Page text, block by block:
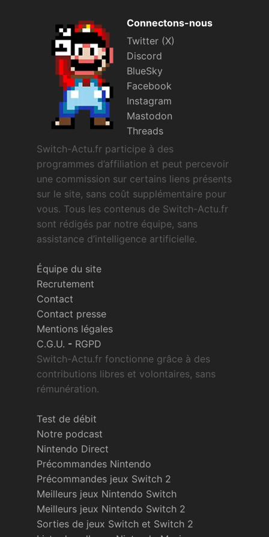
Connectons-nous
Twitter (X)
Discord
BlueSky
Facebook
Instagram
Mastodon
Threads
Switch-Actu.fr participe à des
programmes d’affiliation et peut percevoir
une commission sur certains liens présents
sur le site, sans coût supplémentaire pour
vous. Tous les contenus de Switch-Actu.fr
sont rédigés par notre équipe, sans
assistance d’intelligence artificielle.
Équipe du site
Recrutement
Contact
Contact presse
Mentions légales
C.G.U. - RGPD
Switch-Actu.fr fonctionne grâce à des
contributions libres et volontaires, sans
rémunération.
Test de débit
Notre podcast
Nintendo Direct
Précommandes Nintendo
Précommandes jeux Switch 2
Meilleurs jeux Nintendo Switch
Meilleurs jeux Nintendo Switch 2
Sorties de jeux Switch et Switch 2